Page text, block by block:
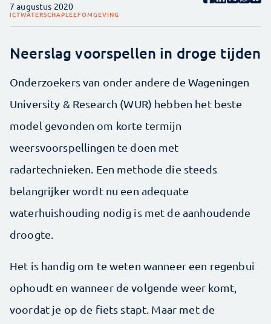
7 augustus 2020
ICTWATERSCHAPLEEFOMGEVING
Neerslag voorspellen in droge tijden
Onderzoekers van onder andere de Wageningen
University & Research (WUR) hebben het beste
model gevonden om korte termijn
weersvoorspellingen te doen met
radartechnieken. Een methode die steeds
belangrijker wordt nu een adequate
waterhuishouding nodig is met de aanhoudende
droogte.
Het is handig om te weten wanneer een regenbui
ophoudt en wanneer de volgende weer komt,
voordat je op de fiets stapt. Maar met de